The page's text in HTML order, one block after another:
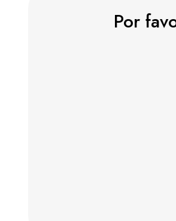
Por